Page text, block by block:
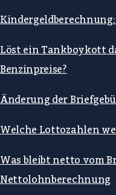
Löst ein Tankboykott
Benzinpreise?
Änderung der
Welche Lottozahlen
Was bleibt netto vom
Nettolohnberechnung